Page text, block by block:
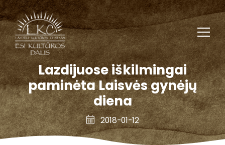
Lazdijuose iškilmingai
paminėta Laisvės gynėjų
diena
2018-01-12